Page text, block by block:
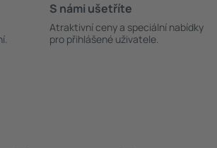
S námi ušetříte
Atraktivní ceny a speciální nabídky
pro přihlášené uživatele.